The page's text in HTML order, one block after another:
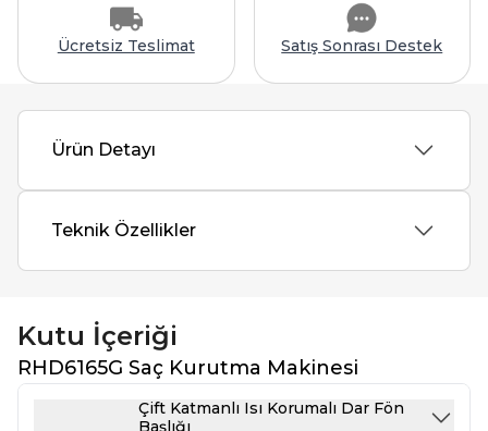
Ücretsiz Teslimat Satış Sonrası Destek
Ürün Detayı
Teknik Özellikler
Kutu İçeriği
RHD6165G Saç Kurutma Makinesi
Çift Katmanlı Isı Korumalı Dar Fön
Başlığı